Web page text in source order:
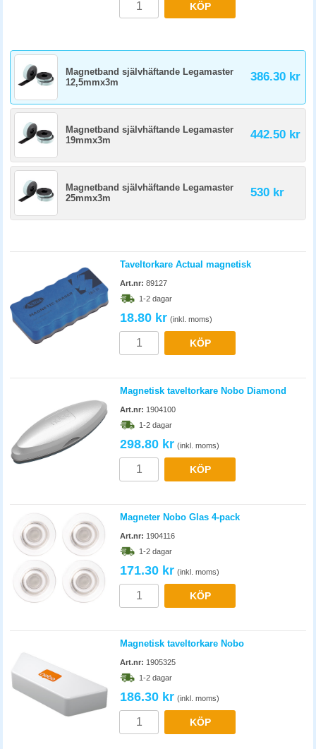
KÖP
Magnetband självhäftande Legamaster
12,5mmx3m
386.30 kr
Magnetband självhäftande Legamaster
19mmx3m
442.50 kr
Magnetband självhäftande Legamaster
25mmx3m
530 kr
Taveltorkare Actual magnetisk
Art.nr: 89127
1-2 dagar
18.80 kr (inkl. moms)
KÖP
Magnetisk taveltorkare Nobo Diamond
Art.nr: 1904100
1-2 dagar
298.80 kr (inkl. moms)
KÖP
Magneter Nobo Glas 4-pack
Art.nr: 1904116
1-2 dagar
171.30 kr (inkl. moms)
KÖP
Magnetisk taveltorkare Nobo
Art.nr: 1905325
1-2 dagar
186.30 kr (inkl. moms)
KÖP